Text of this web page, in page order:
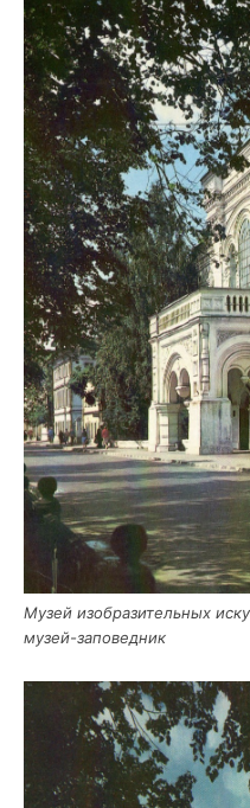
Музей изоб­ра­зи­тель­ных
музей-заповедник